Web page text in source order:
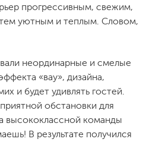
прогрессивным, свежим,
уютным и теплым. Словом,
неординарные и смелые
«вау», дизайна,
и будет удивлять гостей.
обстановки для
высококлассной команды
В результате получился